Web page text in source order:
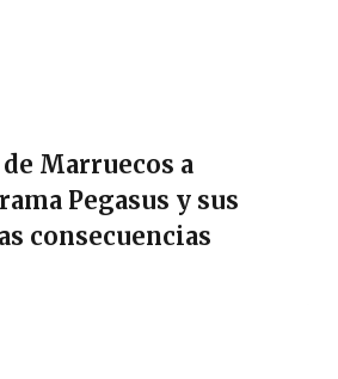
Marruecos a
Pegasus y sus
consecuencias